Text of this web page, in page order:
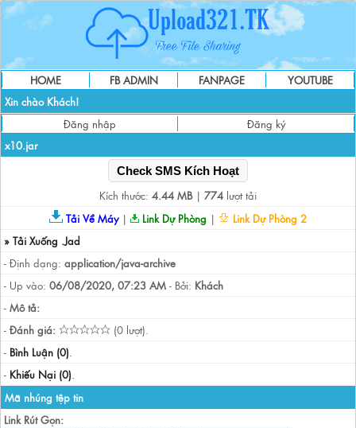
HOME FB ADMIN FANPAGE
YOUTUBE
Xin chào Khách!
Đăng nhập
Đăng ký
x10.jar
Check SMS Kích Hoạt
Kích thước: 4.44 MB| 774 lượt tải
Tải Về Máy| Link Dự Phòng |
Link Dự Phòng 2
» Tải Xuống .Jad
- Định dạng: application/java-archive
- Up vào: 06/08/2020, 07:23 AM - Bởi: Khách
- Mô tả:
- Đánh giá:
(0 lượt).
- Bình Luận (0).
- Khiếu Nại (0).
Mã nhúng tệp tin
Link Rút Gọn: